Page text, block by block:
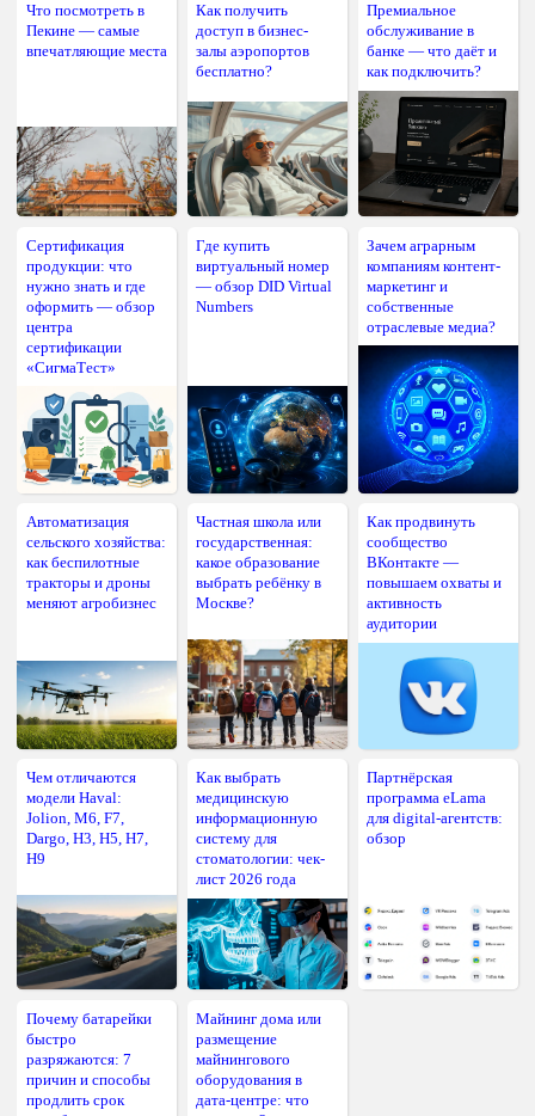
Что посмотреть в
Пекине — самые
впечатляющие места
Как получить
доступ в бизнес-
залы аэропортов
бесплатно?
Премиальное
обслуживание в
банке — что даёт и
как подключить?
Сертификация
продукции: что
нужно знать и где
оформить — обзор
центра
сертификации
«СигмаТест»
Где купить
виртуальный номер
— обзор DID Virtual
Numbers
Зачем аграрным
компаниям контент-
маркетинг и
собственные
отраслевые медиа?
Автоматизация
сельского хозяйства:
как беспилотные
тракторы и дроны
меняют агробизнес
Частная школа или
государственная:
какое образование
выбрать ребёнку в
Москве?
Как продвинуть
сообщество
ВКонтакте —
повышаем охваты и
активность
аудитории
Чем отличаются
модели Haval:
Jolion, M6, F7,
Dargo, H3, H5, H7,
H9
Как выбрать
медицинскую
информационную
систему для
стоматологии: чек-
лист 2026 года
Партнёрская
программа eLama
для digital-агентств:
обзор
Почему батарейки
быстро
разряжаются: 7
причин и способы
продлить срок
Майнинг дома или
размещение
майнингового
оборудования в
дата-центре: что